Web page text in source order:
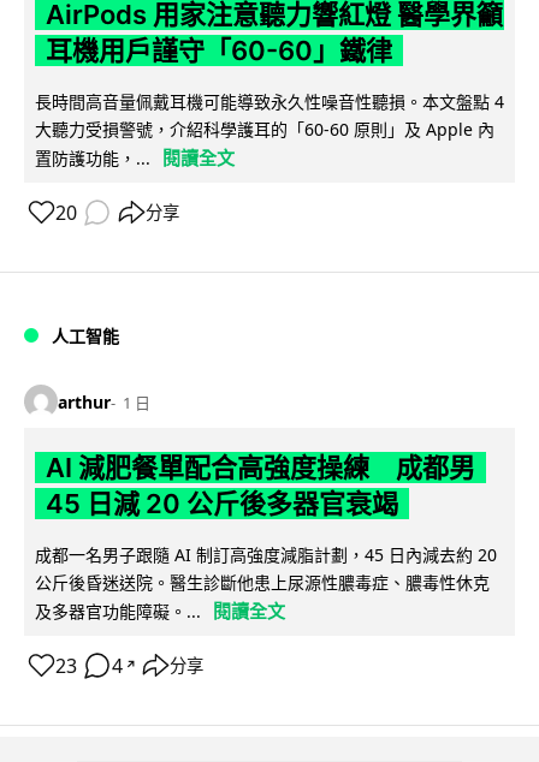
AirPods 用家注意聽力響紅燈 醫學界籲
耳機用戶謹守「60-60」鐵律
長時間高音量佩戴耳機可能導致永久性噪音性聽損。本文盤點 4
大聽力受損警號，介紹科學護耳的「60-60 原則」及 Apple 內
置防護功能，...
閱讀全文
20 分享
人工智能
arthur 1 日
AI 減肥餐單配合高強度操練 成都男
45 日減 20 公斤後多器官衰竭
成都一名男子跟隨 AI 制訂高強度減脂計劃，45 日內減去約 20
公斤後昏迷送院。醫生診斷他患上尿源性膿毒症、膿毒性休克
及多器官功能障礙。...
閱讀全文
23 4 ↗ 分享